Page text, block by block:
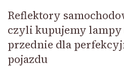
Reflektory
czyli kupujemy
przednie dla
pojazdu